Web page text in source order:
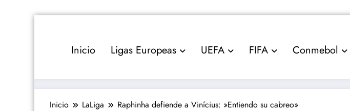
Inicio Ligas Europeas UEFA FIFA Conmebol
Inicio LaLiga Raphinha defiende a Vinícius: »Entiendo su cabreo»